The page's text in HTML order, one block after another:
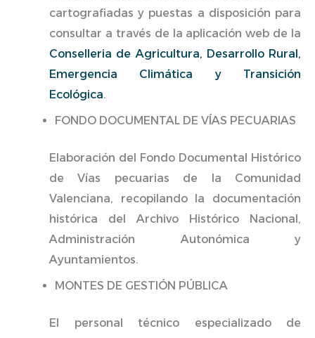
cartografiadas y puestas a disposición para
consultar a través de la aplicación web de la
Conselleria de Agricultura, Desarrollo Rural,
Emergencia Climática y Transición
Ecológica.
FONDO DOCUMENTAL DE VÍAS PECUARIAS
Elaboración del Fondo Documental Histórico
de Vías pecuarias de la Comunidad
Valenciana, recopilando la documentación
histórica del Archivo Histórico Nacional,
Administración Autonómica y
Ayuntamientos.
MONTES DE GESTIÓN PÚBLICA
El personal técnico especializado de